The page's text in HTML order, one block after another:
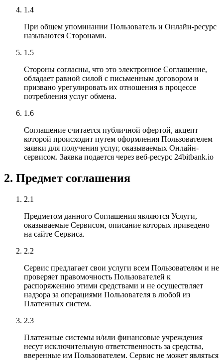
1.4
При общем упоминании Пользователь и Онлайн-ресурс
называются Сторонами.
1.5
Стороны согласны, что это электронное Соглашение,
обладает равной силой с письменным договором и
призвано урегулировать их отношения в процессе
потребления услуг обмена.
1.6
Соглашение считается публичной офертой, акцепт
которой происходит путем оформления Пользователем
заявки для получения услуг, оказываемых Онлайн-
сервисом. Заявка подается через веб-ресурс 24bitbank.io
2. Предмет соглашения
2.1
Предметом данного Соглашения являются Услуги,
оказываемые Сервисом, описание которых приведено
на сайте Сервиса.
2.2
Сервис предлагает свои услуги всем Пользователям и не
проверяет правомочность Пользователей к
распоряжению этими средствами и не осуществляет
надзора за операциями Пользователя в любой из
Платежных систем.
2.3
Платежные системы и/или финансовые учреждения
несут исключительную ответственность за средства,
вверенные им Пользователем. Сервис не может являться